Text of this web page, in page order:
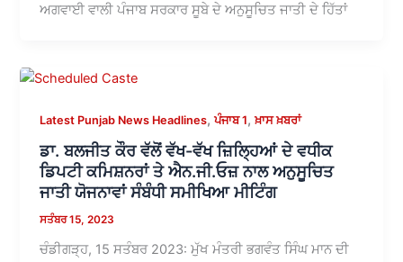
ਅਗਵਾਈ ਵਾਲੀ ਪੰਜਾਬ ਸਰਕਾਰ ਸੂਬੇ ਦੇ ਅਨੁਸੂਚਿਤ ਜਾਤੀ ਦੇ ਹਿੱਤਾਂ
Latest Punjab News Headlines,ਪੰਜਾਬ 1,ਖ਼ਾਸ ਖ਼ਬਰਾਂ
ਡਾ. ਬਲਜੀਤ ਕੌਰ ਵੱਲੋਂ ਵੱਖ-ਵੱਖ ਜ਼ਿਲ੍ਹਿਆਂ ਦੇ ਵਧੀਕ
ਡਿਪਟੀ ਕਮਿਸ਼ਨਰਾਂ ਤੇ ਐਨ.ਜੀ.ਓਜ਼ ਨਾਲ ਅਨੁਸੂਚਿਤ
ਜਾਤੀ ਯੋਜਨਾਵਾਂ ਸੰਬੰਧੀ ਸਮੀਖਿਆ ਮੀਟਿੰਗ
ਸਤੰਬਰ 15, 2023
ਚੰਡੀਗੜ੍ਹ, 15 ਸਤੰਬਰ 2023: ਮੁੱਖ ਮੰਤਰੀ ਭਗਵੰਤ ਸਿੰਘ ਮਾਨ ਦੀ